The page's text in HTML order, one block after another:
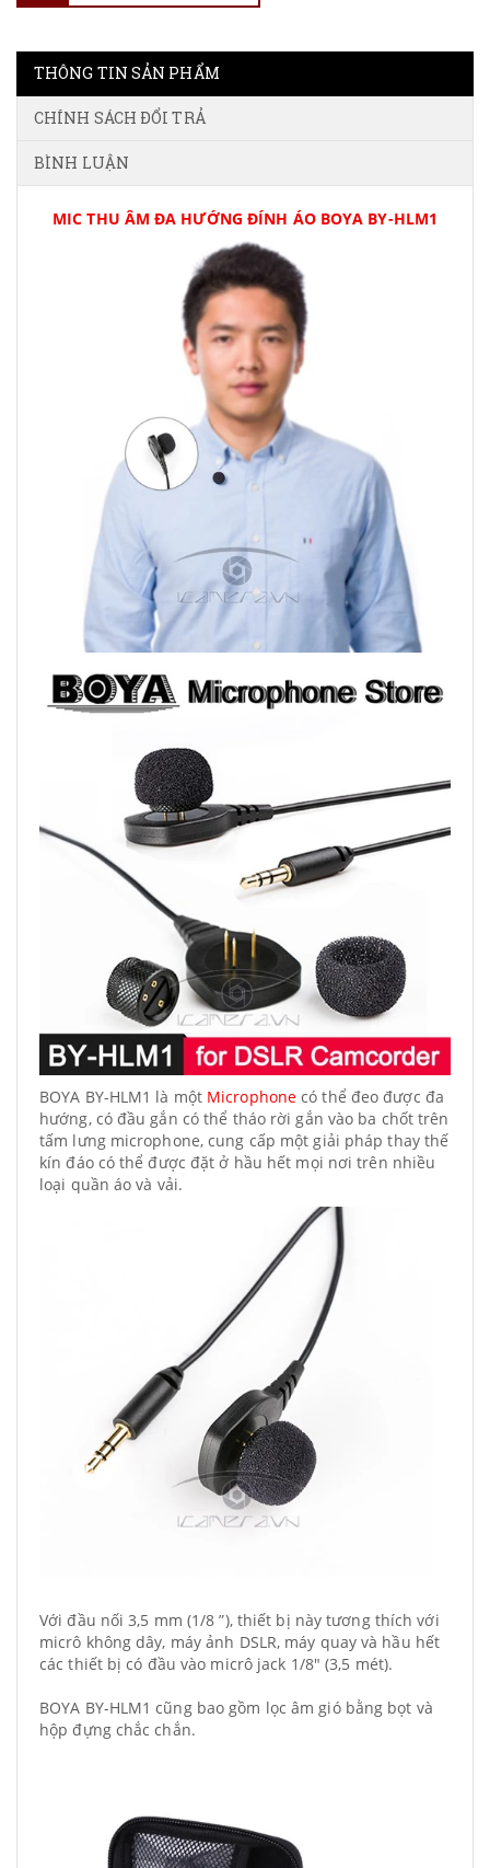
THÔNG TIN SẢN PHẨM
CHÍNH SÁCH ĐỔI TRẢ
BÌNH LUẬN
MIC THU ÂM ĐA HƯỚNG ĐÍNH ÁO BOYA BY-HLM1
BOYA BY-HLM1 là một Microphonecó thể đeo được đa
hướng, có đầu gắn có thể tháo rời gắn vào ba chốt trên
tấm lưng microphone, cung cấp một giải pháp thay thế
kín đáo có thể được đặt ở hầu hết mọi nơi trên nhiều
loại quần áo và vải.
Với đầu nối 3,5 mm (1/8 ”), thiết bị này tương thích với
micrô không dây, máy ảnh DSLR, máy quay và hầu hết
các thiết bị có đầu vào micrô jack 1/8" (3,5 mét).
BOYA BY-HLM1 cũng bao gồm lọc âm gió bằng bọt và
hộp đựng chắc chắn.